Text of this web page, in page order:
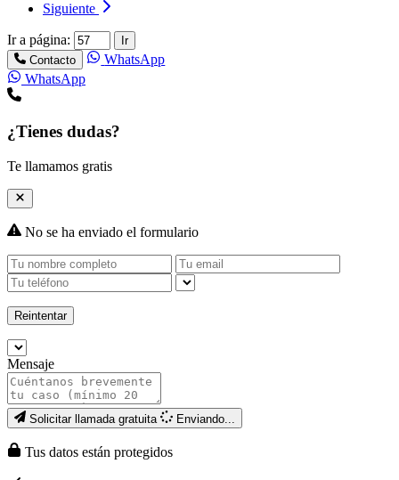
Siguiente
Ir a página:
Ir
Contacto
WhatsApp
WhatsApp
¿Tienes dudas?
Te llamamos gratis
No se ha enviado el formulario
Reintentar
Mensaje
Solicitar llamada gratuita Enviando...
Tus datos están protegidos